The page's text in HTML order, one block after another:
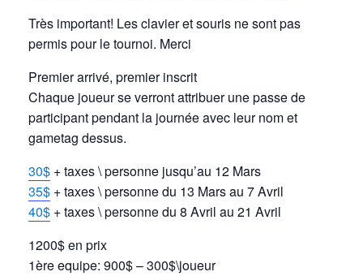
Très important! Les clavier et souris ne sont pas
permis pour le tournoi. Merci
Premier arrivé, premier inscrit
Chaque joueur se verront attribuer une passe de
participant pendant la journée avec leur nom et
gametag dessus.
30$ + taxes \ personne jusqu’au 12 Mars
35$ + taxes \ personne du 13 Mars au 7 Avril
40$ + taxes \ personne du 8 Avril au 21 Avril
1200$ en prix
1ère equipe: 900$ – 300$\joueur